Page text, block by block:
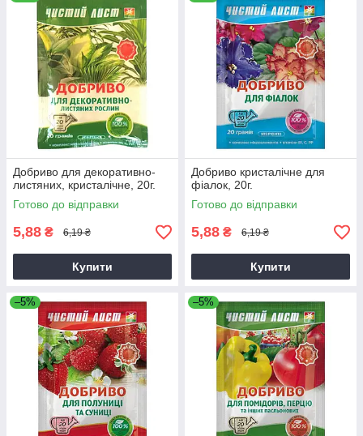
Добриво для декоративно-
листяних, кристалічне, 20г.
Готово до відправки
5,88 ₴ 6,19 ₴
Купити
Добриво кристалічне для
фіалок, 20г.
Готово до відправки
5,88 ₴ 6,19 ₴
Купити
–5% –5%